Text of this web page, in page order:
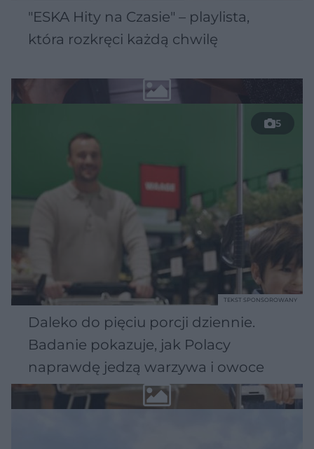
"ESKA Hity na Czasie" – playlista,
która rozkręci każdą chwilę
5
Daleko do pięciu porcji dziennie.
Badanie pokazuje, jak Polacy
naprawdę jedzą warzywa i owoce
TEKST SPONSOROWANY